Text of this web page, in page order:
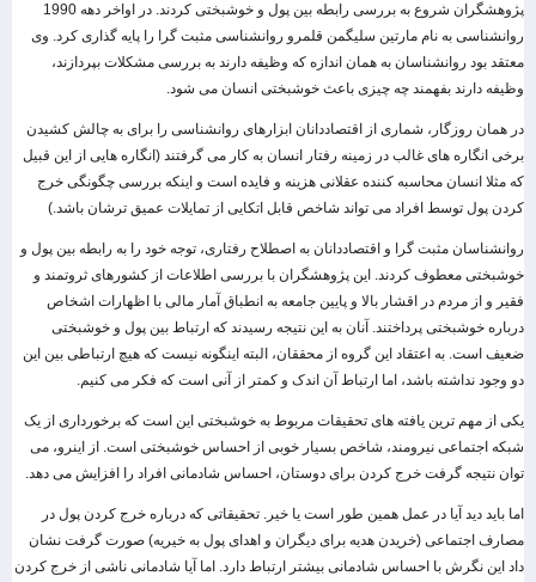
پژوهشگران شروع به بررسی رابطه بین پول و خوشبختی کردند. در اواخر دهه 1990
روانشناسی به نام مارتین سلیگمن قلمرو روانشناسی مثبت گرا را پایه گذاری کرد. وی
معتقد بود روانشناسان به همان اندازه که وظیفه دارند به بررسی مشکلات بپردازند،
وظیفه دارند بفهمند چه چیزی باعث خوشبختی انسان می شود.
در همان روزگار، شماری از اقتصاددانان ابزارهای روانشناسی را برای به چالش کشیدن
برخی انگاره های غالب در زمینه رفتار انسان به کار می گرفتند (انگاره هایی از این قبیل
که مثلا انسان محاسبه کننده عقلانی هزینه و فایده است و اینکه بررسی چگونگی خرج
کردن پول توسط افراد می تواند شاخص قابل اتکایی از تمایلات عمیق ترشان باشد.)
روانشناسان مثبت گرا و اقتصاددانان به اصطلاح رفتاری، توجه خود را به رابطه بین پول و
خوشبختی معطوف کردند. این پژوهشگران با بررسی اطلاعات از کشورهای ثروتمند و
فقیر و از مردم در اقشار بالا و پایین جامعه به انطباق آمار مالی با اظهارات اشخاص
درباره خوشبختی پرداختند. آنان به این نتیجه رسیدند که ارتباط بین پول و خوشبختی
ضعیف است. به اعتقاد این گروه از محققان، البته اینگونه نیست که هیچ ارتباطی بین این
دو وجود نداشته باشد، اما ارتباط آن اندک و کمتر از آنی است که فکر می کنیم.
یکی از مهم ترین یافته های تحقیقات مربوط به خوشبختی این است که برخورداری از یک
شبکه اجتماعی نیرومند، شاخص بسیار خوبی از احساس خوشبختی است. از اینرو، می
توان نتیجه گرفت خرج کردن برای دوستان، احساس شادمانی افراد را افزایش می دهد.
اما باید دید آیا در عمل همین طور است یا خیر. تحقیقاتی که درباره خرج کردن پول در
مصارف اجتماعی (خریدن هدیه برای دیگران و اهدای پول به خیریه) صورت گرفت نشان
داد این نگرش با احساس شادمانی بیشتر ارتباط دارد. اما آیا شادمانی ناشی از خرج کردن